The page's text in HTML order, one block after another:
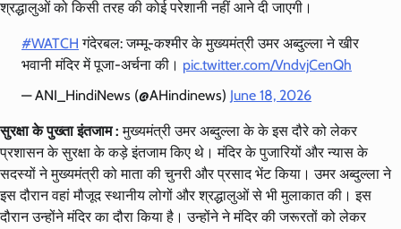
श्रद्धालुओं को किसी तरह की कोई परेशानी नहीं आने दी जाएगी।
#WATCH गंदेरबल: जम्मू-कश्मीर के मुख्यमंत्री उमर अब्दुल्ला ने खीर
भवानी मंदिर में पूजा-अर्चना की। pic.twitter.com/VndvjCenQh
— ANI_HindiNews (@AHindinews) June 18, 2026
सुरक्षा के पुख्ता इंतजाम :मुख्यमंत्री उमर अब्दुल्ला के के इस दौरे को लेकर
प्रशासन के सुरक्षा के कड़े इंतजाम किए थे। मंदिर के पुजारियों और न्यास के
सदस्यों ने मुख्यमंत्री को माता की चुनरी और प्रसाद भेंट किया। उमर अब्दुल्ला ने
इस दौरान वहां मौजूद स्थानीय लोगों और श्रद्धालुओं से भी मुलाकात की। इस
दौरान उन्होंने मंदिर का दौरा किया है। उन्होंने ने मंदिर की जरूरतों को लेकर